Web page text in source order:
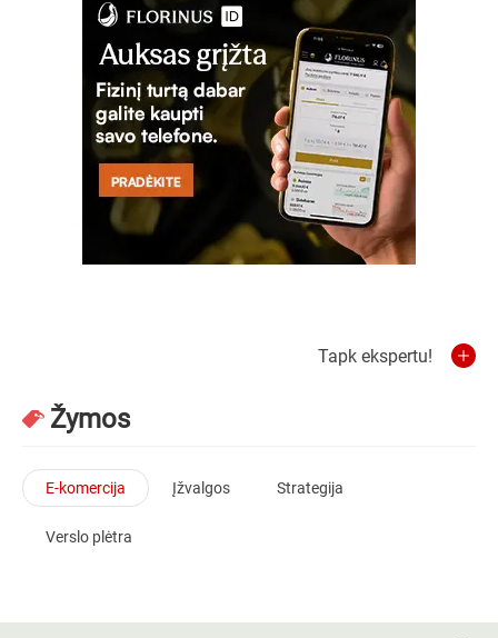
Tapk ekspertu!
Žymos
E-komercija Įžvalgos Strategija
Verslo plėtra